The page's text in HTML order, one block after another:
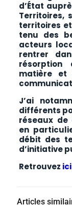
d’État
Territoires,
territoires
tenu des
acteurs
rentrer
matière et
J’ai
différents
réseaux de
en
débit des
d’initiative
Retrouvez ici
Articles